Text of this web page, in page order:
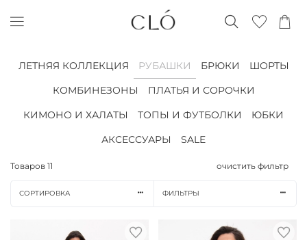
ЛЕТНЯЯ КОЛЛЕКЦИЯ РУБАШКИ БРЮКИ
ШОРТЫ
КОМБИНЕЗОНЫ
ПЛАТЬЯ И СОРОЧКИ
КИМОНО И ХАЛАТЫ
ТОПЫ И ФУТБОЛКИ
ЮБКИ
АКСЕССУАРЫ
SALE
Товаров 11 очистить фильтр
СОРТИРОВКА ФИЛЬТРЫ